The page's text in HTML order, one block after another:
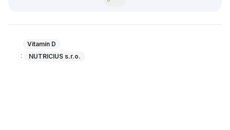
Vitamín D
: NUTRICIUS s.r.o.